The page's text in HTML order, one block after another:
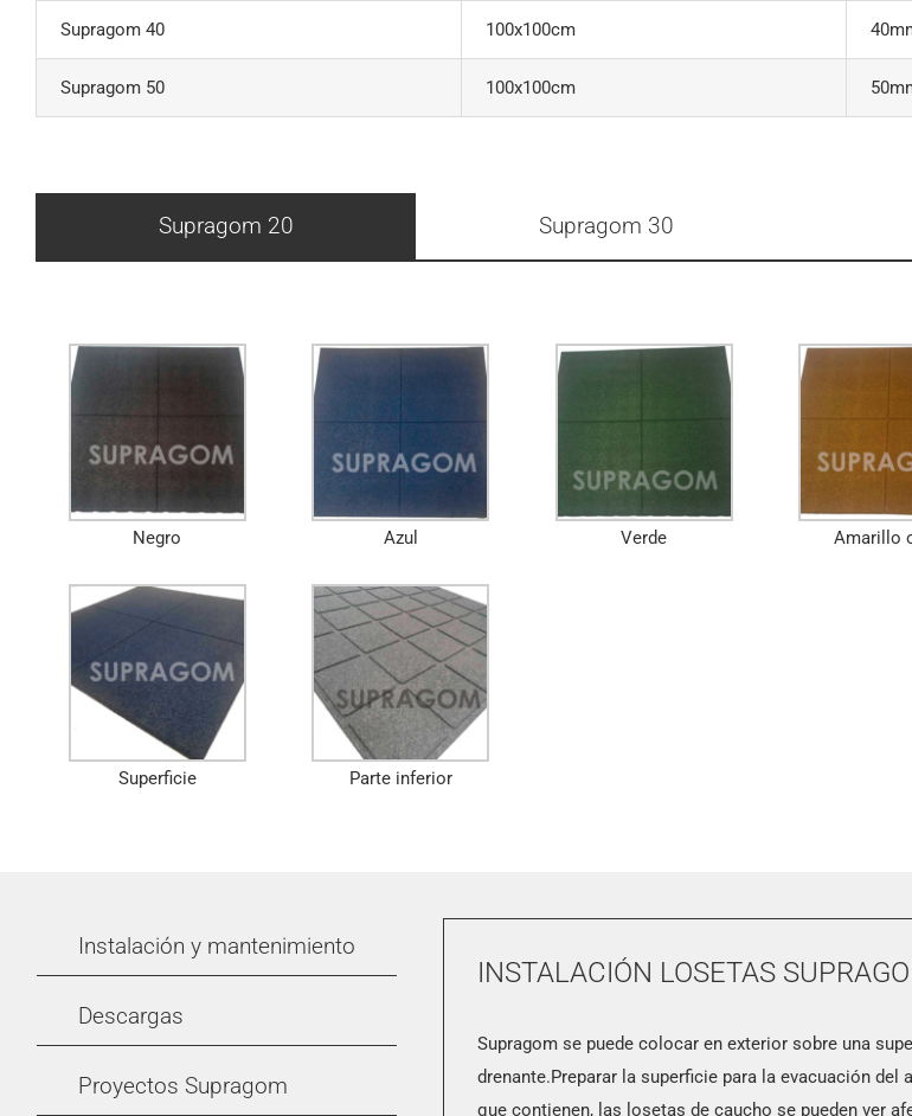
Supragom 40 100x100cm
Supragom 50 100x100cm
Supragom 20 Supragom 30
Negro Azul Verde Amarillo
Superficie Parte inferior
Instalación y mantenimiento
Descargas
Proyectos Supragom
INSTALACIÓN LOSETAS
Supragom se puede colocar en exterior sobre una
drenante.Preparar la superficie para la evacuación
que contienen, las losetas de caucho se pueden ver